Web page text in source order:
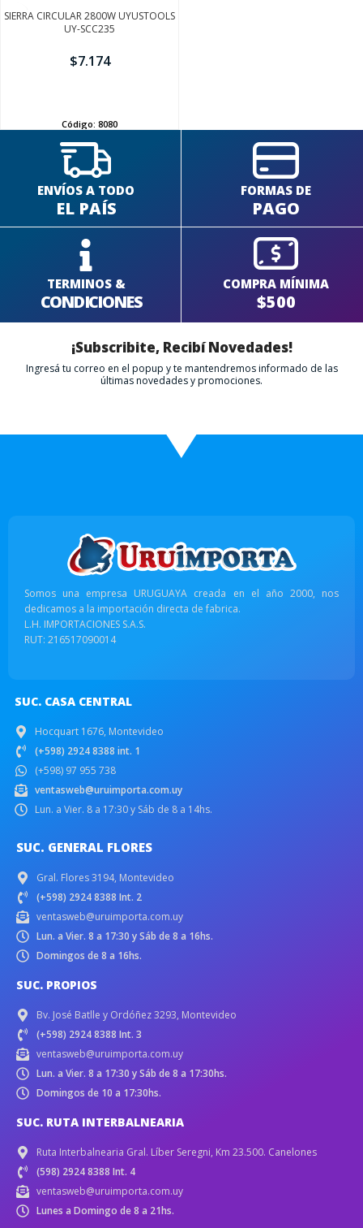
SIERRA CIRCULAR 2800W UYUSTOOLS
UY-SCC235
$7.174
Código: 8080
ENVÍOS A TODO
EL PAÍS
FORMAS DE
PAGO
TERMINOS &
CONDICIONES
COMPRA MÍNIMA
$500
¡Subscribite, Recibí Novedades!
Ingresá tu correo en el popup y te mantendremos informado de las
últimas novedades y promociones.
Somos una empresa URUGUAYA creada en el año 2000, nos
dedicamos a la importación directa de fabrica.
L.H. IMPORTACIONES S.A.S.
RUT: 216517090014
SUC. CASA CENTRAL
Hocquart 1676, Montevideo
(+598) 2924 8388 int. 1
(+598) 97 955 738
ventasweb@uruimporta.com.uy
Lun. a Vier. 8 a 17:30 y Sáb de 8 a 14hs.
SUC. GENERAL FLORES
Gral. Flores 3194, Montevideo
(+598) 2924 8388 Int. 2
ventasweb@uruimporta.com.uy
Lun. a Vier. 8 a 17:30 y Sáb de 8 a 16hs.
Domingos de 8 a 16hs.
SUC. PROPIOS
Bv. José Batlle y Ordóñez 3293, Montevideo
(+598) 2924 8388 Int. 3
ventasweb@uruimporta.com.uy
Lun. a Vier. 8 a 17:30 y Sáb de 8 a 17:30hs.
Domingos de 10 a 17:30hs.
SUC. RUTA INTERBALNEARIA
Ruta Interbalnearia Gral. Líber Seregni, Km 23.500. Canelones
(598) 2924 8388 Int. 4
ventasweb@uruimporta.com.uy
Lunes a Domingo de 8 a 21hs.